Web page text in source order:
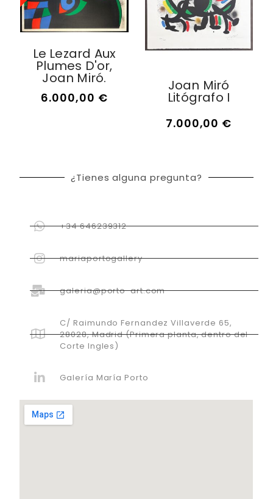
Le Lezard Aux
Plumes D'or,
Joan Miró.
6.000,00 €
Joan Miró
Litógrafo I
7.000,00 €
¿Tienes alguna pregunta?
+34 646239312
mariaportogallery
galeria@porto-art.com
C/ Raimundo Fernandez Villaverde 65,
28028, Madrid (Primera planta, dentro del
Corte Ingles)
Galería María Porto